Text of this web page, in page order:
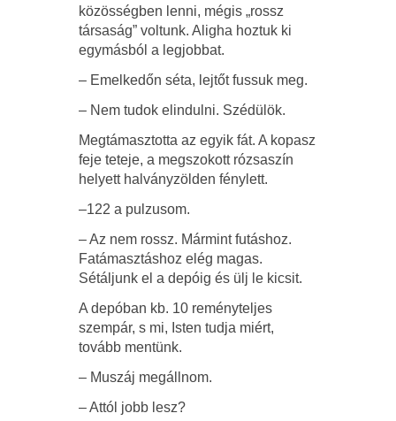
közösségben lenni, mégis „rossz
társaság” voltunk. Aligha hoztuk ki
egymásból a legjobbat.
– Emelkedőn séta, lejtőt fussuk meg.
– Nem tudok elindulni. Szédülök.
Megtámasztotta az egyik fát. A kopasz
feje teteje, a megszokott rózsaszín
helyett halványzölden fénylett.
–122 a pulzusom.
– Az nem rossz. Mármint futáshoz.
Fatámasztáshoz elég magas.
Sétáljunk el a depóig és ülj le kicsit.
A depóban kb. 10 reményteljes
szempár, s mi, Isten tudja miért,
tovább mentünk.
– Muszáj megállnom.
– Attól jobb lesz?